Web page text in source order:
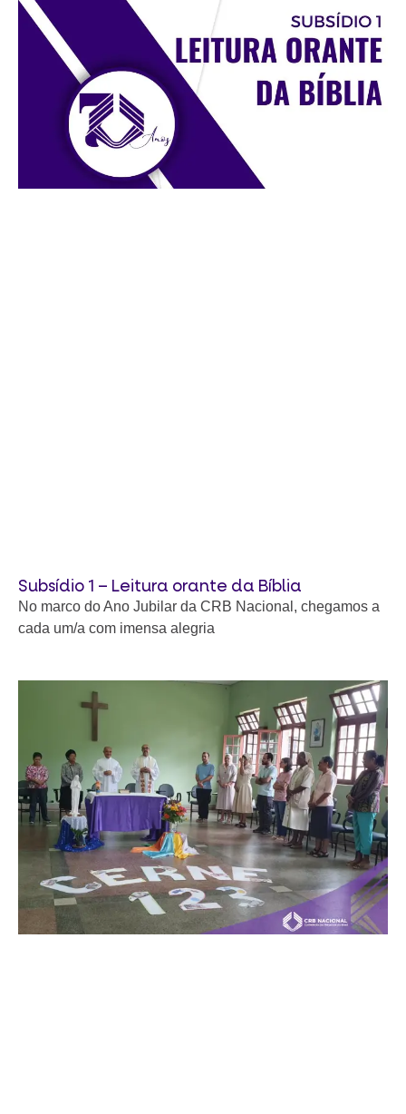
Subsídio 1 – Leitura orante da Bíblia
No marco do Ano Jubilar da CRB Nacional, chegamos a
cada um/a com imensa alegria